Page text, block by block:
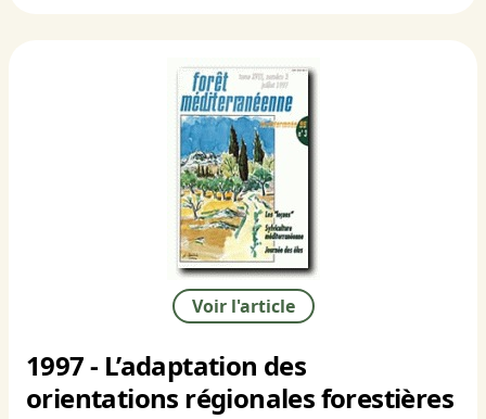
Voir l'article
1997 - L’adaptation des
orientations régionales forestières